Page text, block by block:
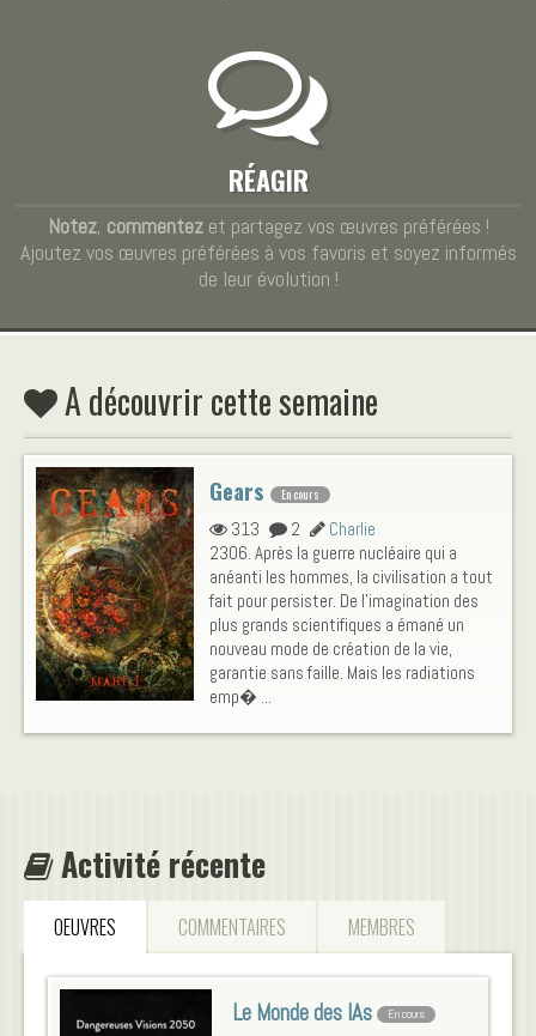
RÉAGIR
Notez, commentezet partagez vos œuvres préférées !
Ajoutez vos œuvres préférées à vos favoris et soyez informés
de leur évolution !
A découvrir cette semaine
Gears En cours
313 2
Charlie
2306. Après la guerre nucléaire qui a
anéanti les hommes, la civilisation a tout
fait pour persister. De l’imagination des
plus grands scientifiques a émané un
nouveau mode de création de la vie,
garantie sans faille. Mais les radiations
emp� ...
Activité récente
OEUVRES COMMENTAIRES MEMBRES
Le Monde des IAs En cours